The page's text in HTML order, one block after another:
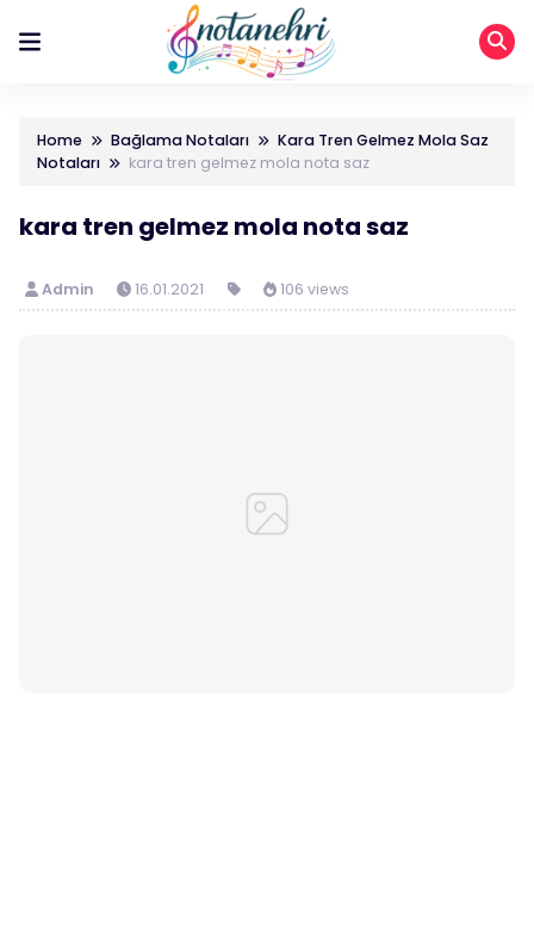
Home Bağlama Notaları
Kara Tren Gelmez Mola Saz
Notaları
kara tren gelmez mola nota saz
kara tren gelmez mola nota saz
Admin 16.01.2021 106 views